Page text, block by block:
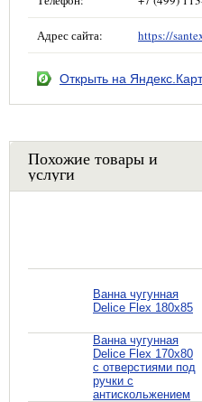
Адрес сайта: https://
Открыть на
Похожие товары и
услуги
Ванна чугунная
Delice Flex 180x85
Ванна чугунная
Delice Flex 170x80
с отверстиями под
ручки с
антискольжением